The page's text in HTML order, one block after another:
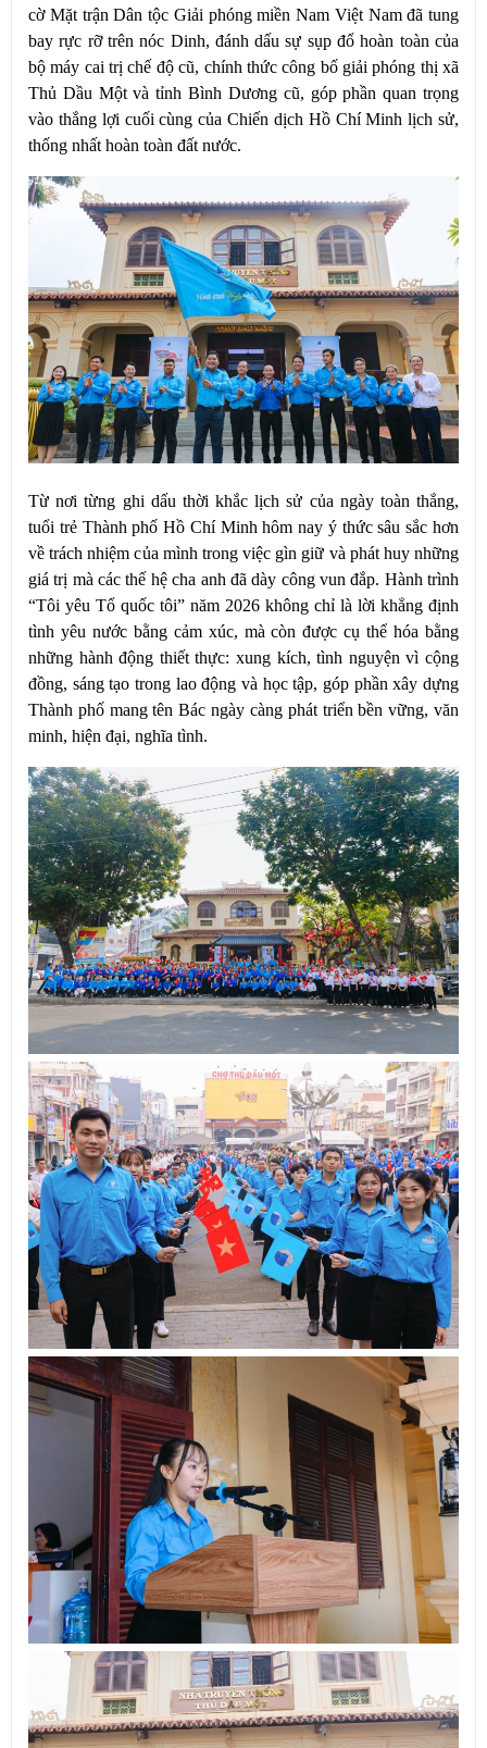
cờ Mặt trận Dân tộc Giải phóng miền Nam Việt Nam đã tung
bay rực rỡ trên nóc Dinh, đánh dấu sự sụp đổ hoàn toàn của
bộ máy cai trị chế độ cũ, chính thức công bố giải phóng thị xã
Thủ Dầu Một và tỉnh Bình Dương cũ, góp phần quan trọng
vào thắng lợi cuối cùng của Chiến dịch Hồ Chí Minh lịch sử,
thống nhất hoàn toàn đất nước.
Từ nơi từng ghi dấu thời khắc lịch sử của ngày toàn thắng,
tuổi trẻ Thành phố Hồ Chí Minh hôm nay ý thức sâu sắc hơn
về trách nhiệm của mình trong việc gìn giữ và phát huy những
giá trị mà các thế hệ cha anh đã dày công vun đắp. Hành trình
“Tôi yêu Tổ quốc tôi” năm 2026 không chỉ là lời khẳng định
tình yêu nước bằng cảm xúc, mà còn được cụ thể hóa bằng
những hành động thiết thực: xung kích, tình nguyện vì cộng
đồng, sáng tạo trong lao động và học tập, góp phần xây dựng
Thành phố mang tên Bác ngày càng phát triển bền vững, văn
minh, hiện đại, nghĩa tình.